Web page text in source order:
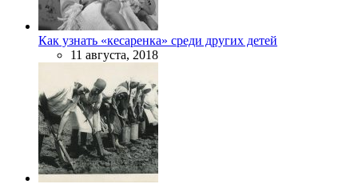
Как узнать «кесаренка» среди других детей
11 августа, 2018